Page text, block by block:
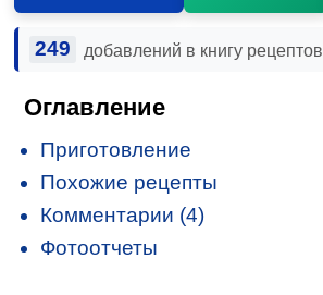
249 добавлений в книгу рецептов
Оглавление
Приготовление
Похожие рецепты
Комментарии (4)
Фотоотчеты